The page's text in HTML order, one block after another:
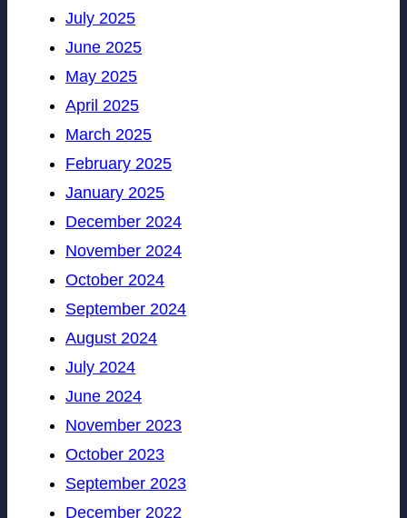
July 2025
June 2025
May 2025
April 2025
March 2025
February 2025
January 2025
December 2024
November 2024
October 2024
September 2024
August 2024
July 2024
June 2024
November 2023
October 2023
September 2023
December 2022